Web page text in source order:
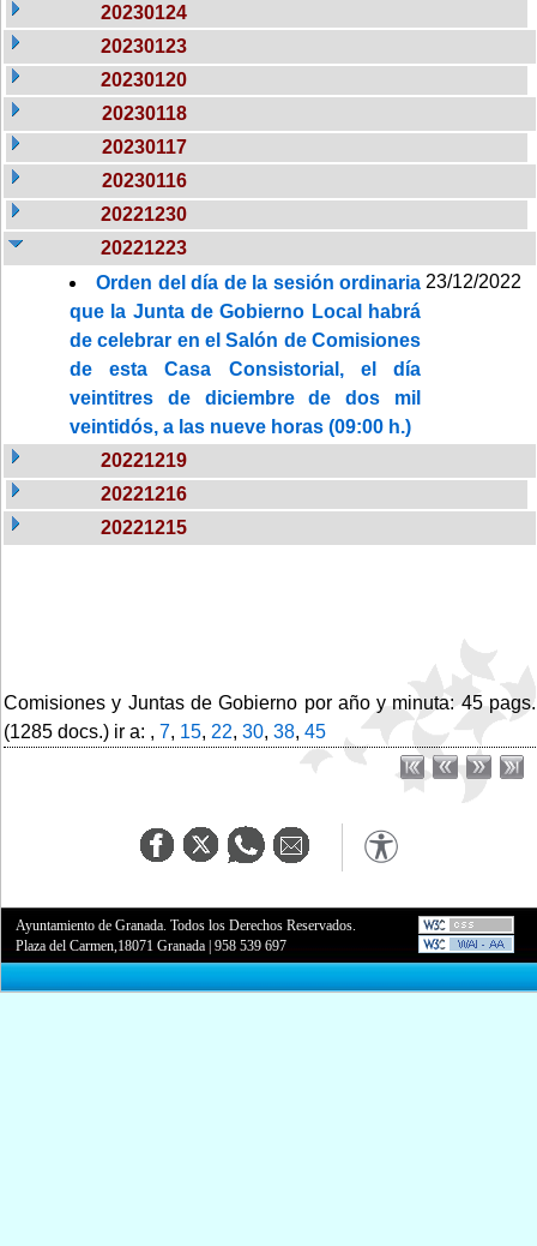
20230124
20230123
20230120
20230118
20230117
20230116
20221230
20221223
Orden del día de la sesión ordinaria
que la Junta de Gobierno Local habrá
de celebrar en el Salón de Comisiones
de esta Casa Consistorial, el día
veintitres de diciembre de dos mil
veintidós, a las nueve horas (09:00 h.)
23/12/2022
20221219
20221216
20221215
Comisiones y Juntas de Gobierno por año y minuta: 45 pags.
(1285 docs.) ir a: , 7, 15, 22, 30, 38, 45
Ayuntamiento de Granada. Todos los Derechos Reservados.
Plaza del Carmen,18071 Granada |958 539 697